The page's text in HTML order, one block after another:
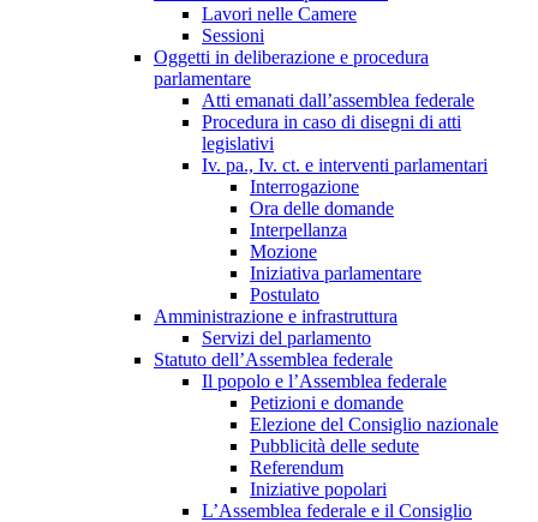
Lavori nelle Camere
Sessioni
Oggetti in deliberazione e procedura
parlamentare
Atti emanati dall’assemblea federale
Procedura in caso di disegni di atti
legislativi
Iv. pa., Iv. ct. e interventi parlamentari
Interrogazione
Ora delle domande
Interpellanza
Mozione
Iniziativa parlamentare
Postulato
Amministrazione e infrastruttura
Servizi del parlamento
Statuto dell’Assemblea federale
Il popolo e l’Assemblea federale
Petizioni e domande
Elezione del Consiglio nazionale
Pubblicità delle sedute
Referendum
Iniziative popolari
L’Assemblea federale e il Consiglio